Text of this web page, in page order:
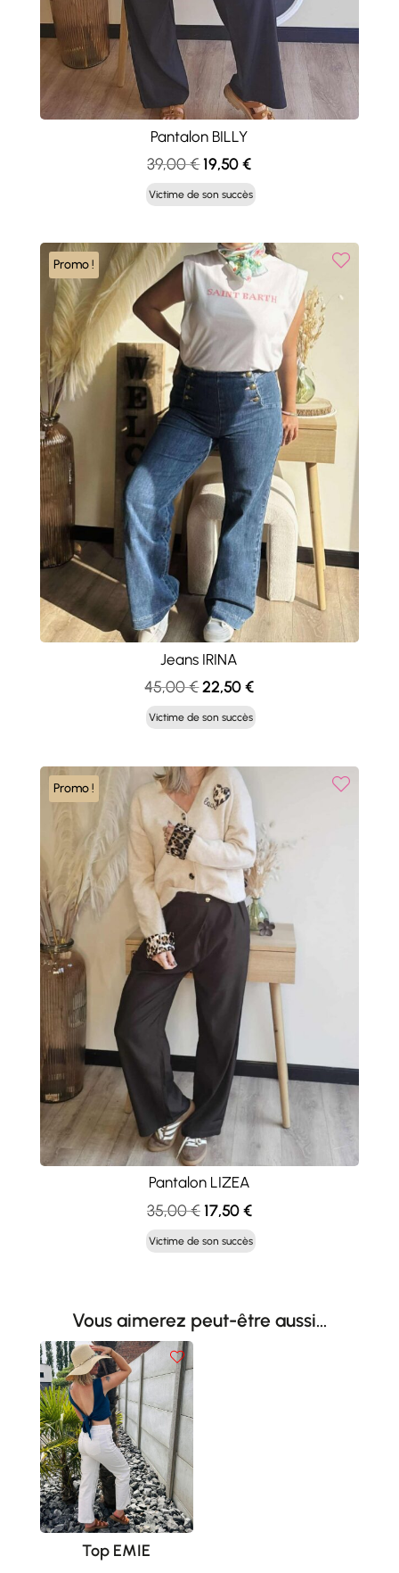
Pantalon BILLY
39,00€ Le
prix
initial
39,00 €.
19,50€Le
prix
actuel
19,50 €.
Victime de son succès
Promo !
Jeans IRINA
45,00€Le
prix
initial
45,00 €.
22,50€Le
prix
Victime de son succès
Promo !
Pantalon LIZEA
35,00€ Le
prix
initial
17,50€Le
prix
actuel
Victime de son succès
Vous aimerez peut-être aussi…
Top EMIE